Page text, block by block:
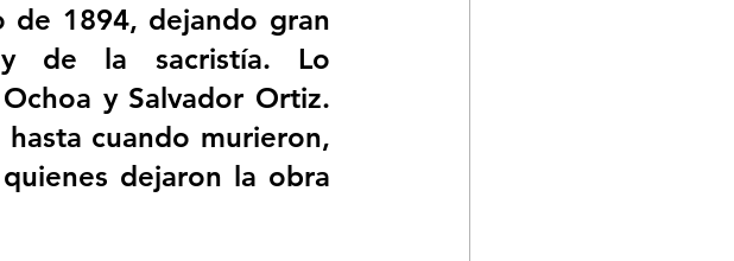
de 1894, dejando gran
de la sacristía. Lo
y Salvador Ortiz.
cuando murieron,
dejaron la obra